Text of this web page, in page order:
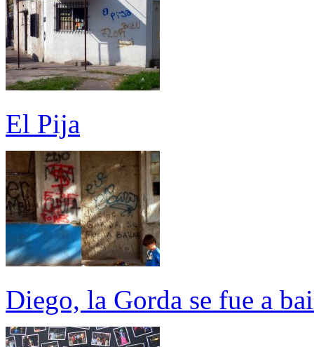
El Pija
Diego, la Gorda se fue a